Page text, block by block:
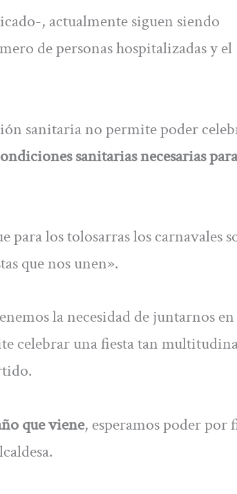
, actualmente siguen siendo
de personas hospitalizadas y el
sanitaria no permite poder
sanitarias necesarias para
los tolosarras los carnavales
que nos unen».
la necesidad de juntarnos
celebrar una fiesta tan
que viene, esperamos poder por